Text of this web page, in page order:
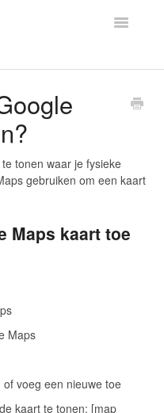
Toggle
tonen waar je fysieke
gebruiken om een kaart
Maps kaart toe
Maps
voeg een nieuwe toe
kaart te tonen: [map